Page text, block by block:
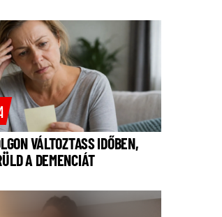
VÁLTOZTASS IDŐBEN,
A DEMENCIÁT